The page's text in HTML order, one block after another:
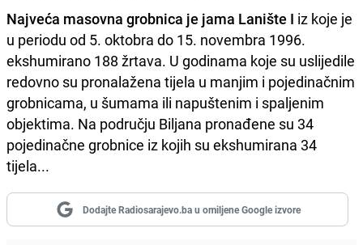
Najveća masovna grobnica je jama Lanište I iz koje je
u periodu od 5. oktobra do 15. novembra 1996.
ekshumirano 188 žrtava. U godinama koje su uslijedile
redovno su pronalažena tijela u manjim i pojedinačnim
grobnicama, u šumama ili napuštenim i spaljenim
objektima. Na području Biljana pronađene su 34
pojedinačne grobnice iz kojih su ekshumirana 34
tijela...
Dodajte Radiosarajevo.ba u omiljene Google izvore